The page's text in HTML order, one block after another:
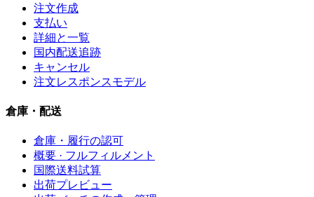
注文作成
支払い
詳細と一覧
国内配送追跡
キャンセル
注文レスポンスモデル
倉庫・配送
倉庫・履行の認可
概要 · フルフィルメント
国際送料試算
出荷プレビュー